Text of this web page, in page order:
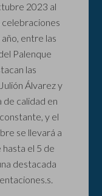
2023 al
entre las
Palenque
las
Álvarez y
de calidad en
y el
se llevará a
el 5 de
destacada